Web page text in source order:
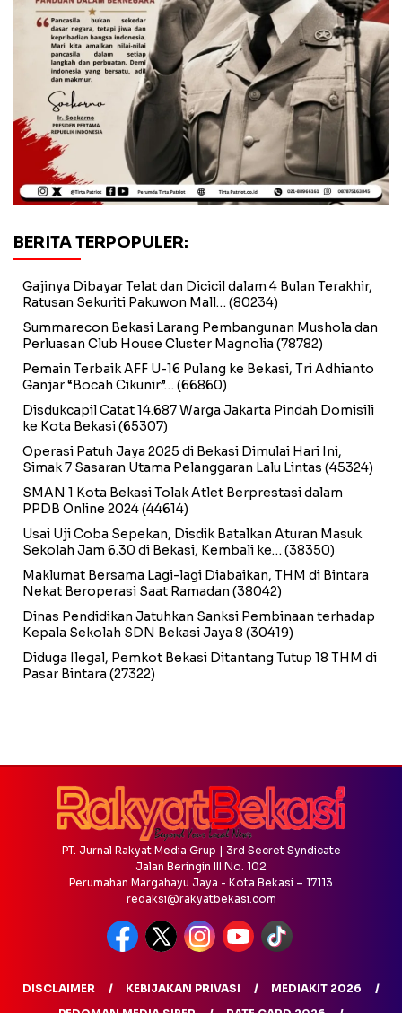
BERITA TERPOPULER:
Gajinya Dibayar Telat dan Dicicil dalam 4 Bulan Terakhir,
Ratusan Sekuriti Pakuwon Mall… (80234)
Summarecon Bekasi Larang Pembangunan Mushola dan
Perluasan Club House Cluster Magnolia (78782)
Pemain Terbaik AFF U-16 Pulang ke Bekasi, Tri Adhianto
Ganjar “Bocah Cikunir”… (66860)
Disdukcapil Catat 14.687 Warga Jakarta Pindah Domisili
ke Kota Bekasi(65307)
Operasi Patuh Jaya 2025 di Bekasi Dimulai Hari Ini,
Simak 7 Sasaran Utama Pelanggaran Lalu Lintas (45324)
SMAN 1 Kota Bekasi Tolak Atlet Berprestasi dalam
PPDB Online 2024(44614)
Usai Uji Coba Sepekan, Disdik Batalkan Aturan Masuk
Sekolah Jam 6.30 di Bekasi, Kembali ke… (38350)
Maklumat Bersama Lagi-lagi Diabaikan, THM di Bintara
Nekat Beroperasi Saat Ramadan (38042)
Dinas Pendidikan Jatuhkan Sanksi Pembinaan terhadap
Kepala Sekolah SDN Bekasi Jaya 8 (30419)
Diduga Ilegal, Pemkot Bekasi Ditantang Tutup 18 THM di
Pasar Bintara (27322)
PT. Jurnal Rakyat Media Grup | 3rd Secret Syndicate
Jalan Beringin III No. 102
Perumahan Margahayu Jaya - Kota Bekasi – 17113
redaksi@rakyatbekasi.com
DISCLAIMER KEBIJAKAN PRIVASI
MEDIAKIT 2026